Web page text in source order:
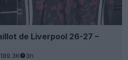
de Liverpool 26-27 –
189.3K 3h